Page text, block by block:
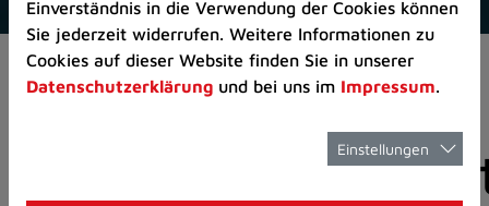
springen
(Schnelltaste
M)
Zur
8)
Pressemeldungen Brückenfundamente
Einverständnis in die Verwendung der Cookies können
Sie jederzeit widerrufen. Weitere Informationen zu
Cookies auf dieser Website finden Sie in unserer
Datenschutzerklärung und bei uns im Impressum.
Einstellungen